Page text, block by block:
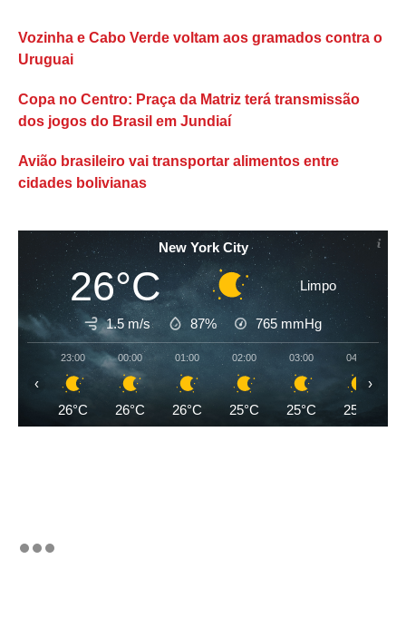
Vozinha e Cabo Verde voltam aos gramados contra o
Uruguai
Copa no Centro: Praça da Matriz terá transmissão
dos jogos do Brasil em Jundiaí
Avião brasileiro vai transportar alimentos entre
cidades bolivianas
New York City
26°C Limpo
1.5 m/s 87% 765 mmHg
23:00
26°C
00:00
26°C
01:00
26°C
02:00
25°C
03:00
25°C
04:00
25°C
‹ ›